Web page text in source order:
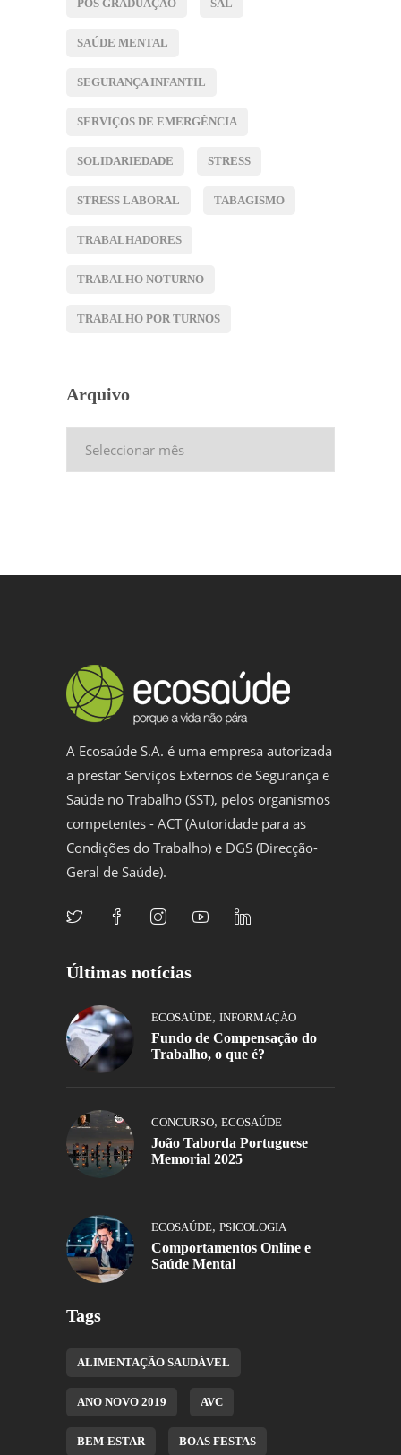
PÓS GRADUAÇÃO SAL
SAÚDE MENTAL
SEGURANÇA INFANTIL
SERVIÇOS DE EMERGÊNCIA
SOLIDARIEDADE STRESS
STRESS LABORAL TABAGISMO
TRABALHADORES
TRABALHO NOTURNO
TRABALHO POR TURNOS
Arquivo
A Ecosaúde S.A. é uma empresa autorizada
a prestar Serviços Externos de Segurança e
Saúde no Trabalho (SST), pelos organismos
competentes - ACT (Autoridade para as
Condições do Trabalho) e DGS (Direcção-
Geral de Saúde).
Últimas notícias
ECOSAÚDE, INFORMAÇÃO
Fundo de Compensação do
Trabalho, o que é?
CONCURSO, ECOSAÚDE
João Taborda Portuguese
Memorial 2025
ECOSAÚDE, PSICOLOGIA
Comportamentos Online e
Saúde Mental
Tags
ALIMENTAÇÃO SAUDÁVEL
ANO NOVO 2019 AVC
BEM-ESTAR BOAS FESTAS